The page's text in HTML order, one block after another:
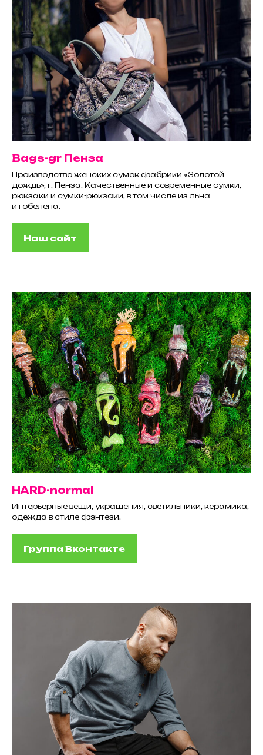
Bags-gr Пенза
Производство женских сумок фабрики «Золотой
дождь», г. Пенза. Качественные и современные сумки,
рюкзаки и сумки-рюкзаки, в том числе из льна
и гобелена.
Наш сайт
HARD-normal
Интерьерные вещи, украшения, светильники, керамика,
одежда в стиле фэнтези.
Группа Вконтакте